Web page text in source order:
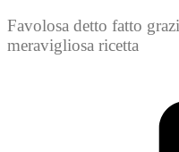
Favolosa detto fatto
meravigliosa ricetta